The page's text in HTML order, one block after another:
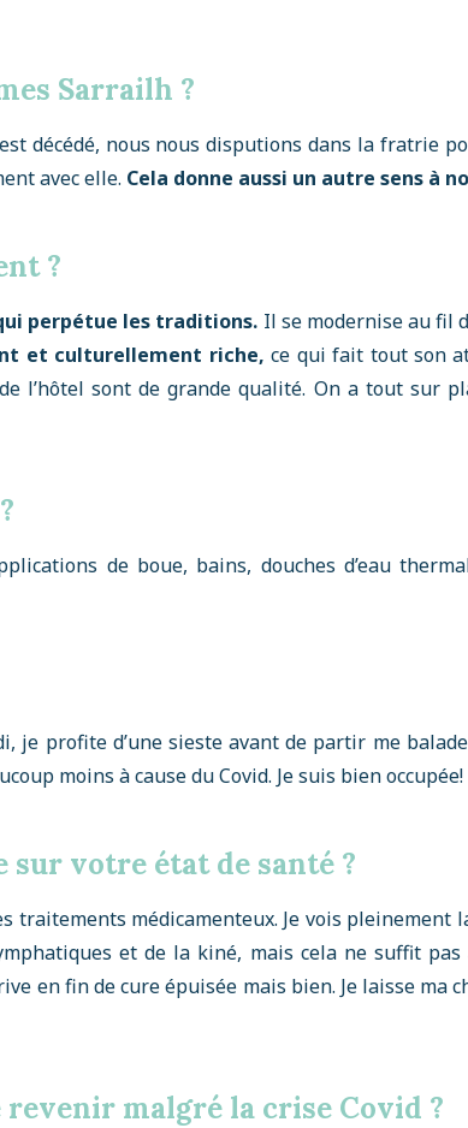
Sarrailh ?
décédé, nous nous disputions dans la fratrie
avec elle. Cela donne aussi un autre sens à
?
perpétue les traditions. Il se modernise au fil
et culturellement riche, ce qui fait tout son
l’hôtel sont de grande qualité. On a tout sur
de boue, bains, douches d’eau
je profite d’une sieste avant de partir me
moins à cause du Covid. Je suis bien occupée!
votre état de santé ?
traitements médicamenteux. Je vois
et de la kiné, mais cela ne suffit pas
en fin de cure épuisée mais bien. Je laisse ma
revenir malgré la crise Covid ?